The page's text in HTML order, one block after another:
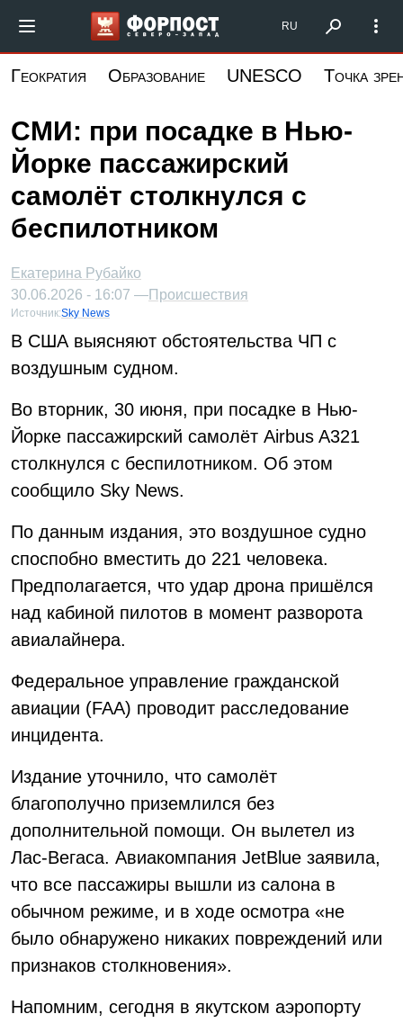
основному
Форпост Северо-Запад
RU
Геократия Образование UNESCO Точка
СМИ: при посадке в Нью-
Йорке пассажирский
самолёт столкнулся с
беспилотником
Екатерина Рубайко
30.06.2026 - 16:07 —Происшествия
Источник:Sky News
В США выясняют обстоятельства ЧП с
воздушным судном.
Во вторник, 30 июня, при посадке в Нью-
Йорке пассажирский самолёт Airbus A321
столкнулся с беспилотником. Об этом
сообщило Sky News.
По данным издания, это воздушное судно
споспобно вместить до 221 человека.
Предполагается, что удар дрона пришёлся
над кабиной пилотов в момент разворота
авиалайнера.
Федеральное управление гражданской
авиации (FAA) проводит расследование
инцидента.
Издание уточнило, что самолёт
благополучно приземлился без
дополнительной помощи. Он вылетел из
Лас-Вегаса. Авиакомпания JetBlue заявила,
что все пассажиры вышли из салона в
обычном режиме, и в ходе осмотра «не
было обнаружено никаких повреждений или
признаков столкновения».
Напомним, сегодня в якутском аэропорту